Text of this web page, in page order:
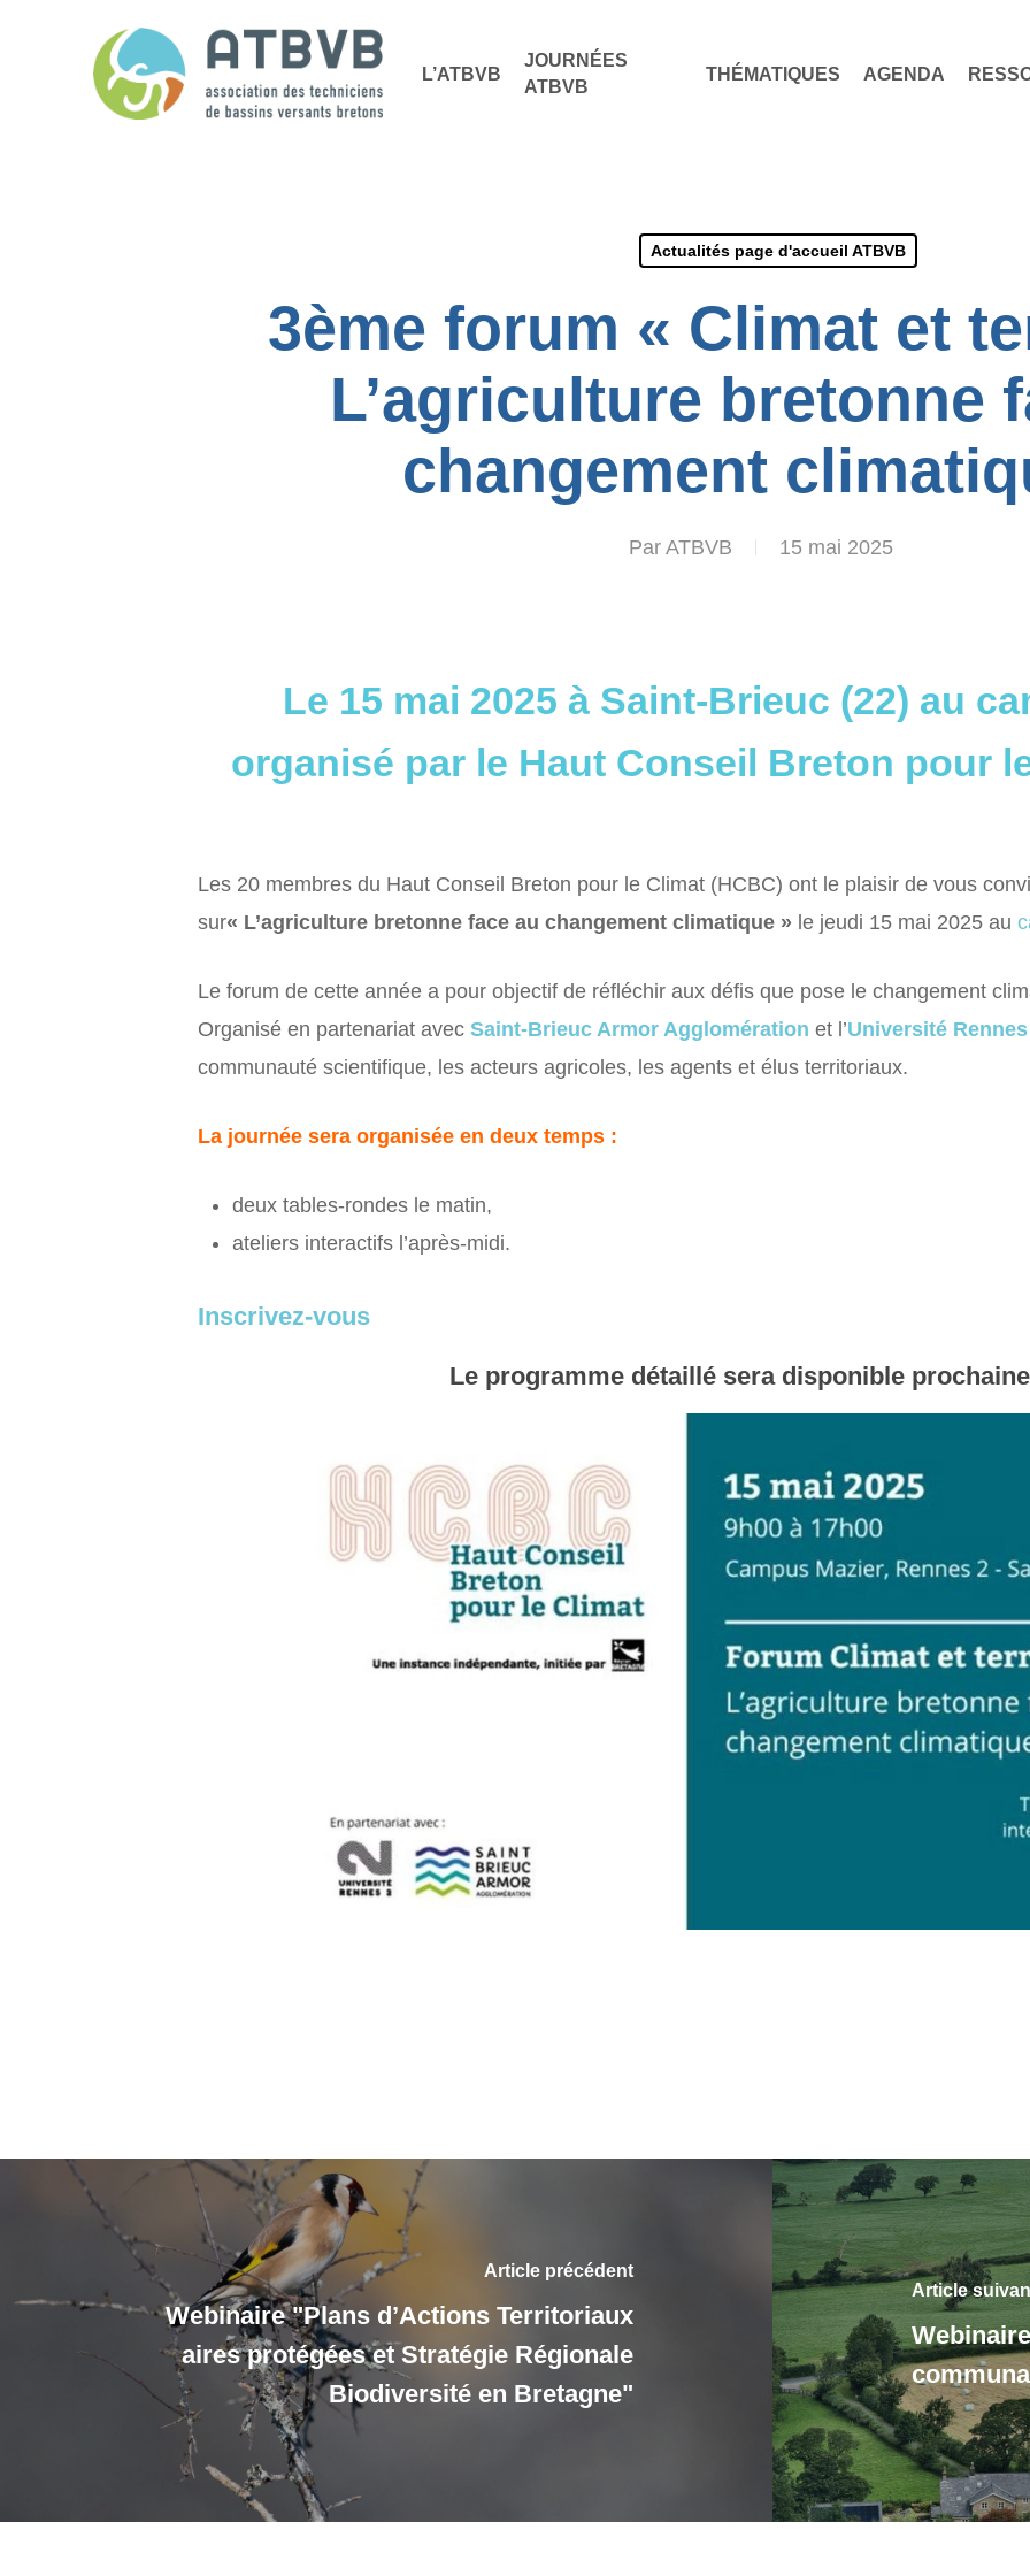
L’ATBVB
JOURNÉES
ATBVB
THÉMATIQUES AGENDA
Actualités page d'accueil ATBVB
3ème forum « Climat et
L’agriculture bretonne
changement
Par ATBVB 15 mai 2025
Le 15 mai 2025 à Saint-Brieuc (22) au
organisé par le Haut Conseil Breton pour
Les 20 membres du Haut Conseil Breton pour le Climat (HCBC) ont le plaisir de vous
sur« L’agriculture bretonne face au changement climatique » le jeudi 15 mai 2025 au
Le forum de cette année a pour objectif de réfléchir aux défis que pose le changement
Organisé en partenariat avec Saint-Brieuc Armor Agglomération et l’Université
communauté scientifique, les acteurs agricoles, les agents et élus territoriaux.
La journée sera organisée en deux temps :
deux tables-rondes le matin,
ateliers interactifs l’après-midi.
Inscrivez-vous
Le programme détaillé sera disponible
Article précédent
Webinaire "Plans d’Actions Territoriaux
aires protégées et Stratégie Régionale
Biodiversité en Bretagne"
Article